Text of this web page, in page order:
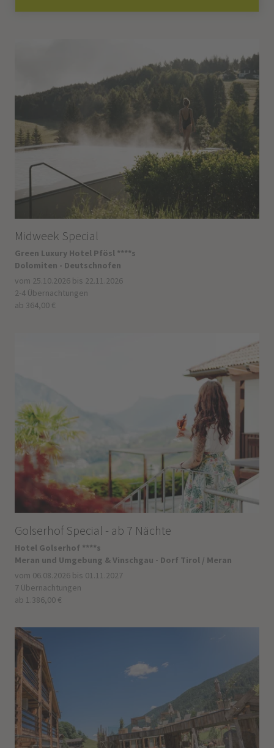
Midweek Special
Green Luxury Hotel Pfösl ****s
Dolomiten - Deutschnofen
vom 25.10.2026 bis 22.11.2026
2-4 Übernachtungen
ab 364,00 €
Golserhof Special - ab 7 Nächte
Hotel Golserhof ****s
Meran und Umgebung & Vinschgau - Dorf Tirol / Meran
vom 06.08.2026 bis 01.11.2027
7 Übernachtungen
ab 1.386,00 €